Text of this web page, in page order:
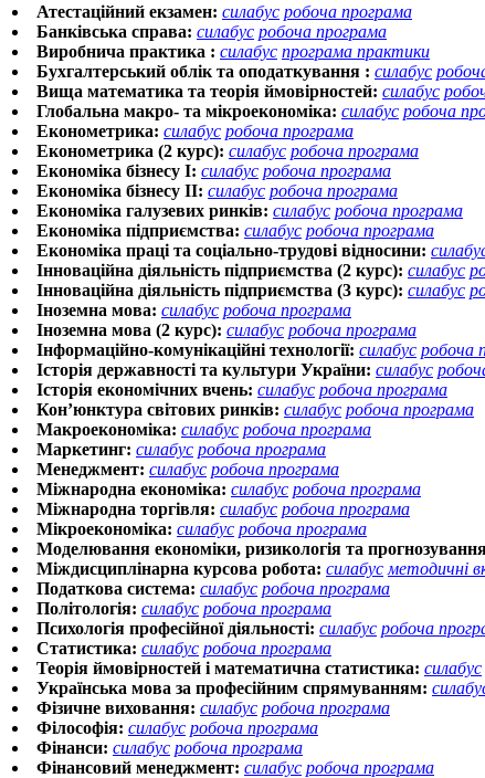
Атестаційний екзамен: силабус робоча програма
Банківська справа: силабус робоча програма
Виробнича практика : силабус програма практики
Бухгалтерський облік та оподаткування : силабус
Вища математика та теорія ймовірностей: силабус
Глобальна макро- та мікроекономіка: силабус робоча
Економетрика: силабус робоча програма
Економетрика (2 курс): силабус робоча програма
Економіка бізнесу І: силабус робоча програма
Економіка бізнесу ІІ: силабус робоча програма
Економіка галузевих ринків: силабус робоча програма
Економіка підприємства: силабус робоча програма
Економіка праці та соціально-трудові відносини:
Інноваційна діяльність підприємства (2 курс): силабус
Інноваційна діяльність підприємства (3 курс): силабус
Іноземна мова: силабус робоча програма
Іноземна мова (2 курс): силабус робоча програма
Інформаційно-комунікаційні технології: силабус робоча
Історія державності та культури України: силабус
Історія економічних вчень: силабус робоча програма
Кон’юнктура світових ринків: силабус робоча програма
Макроекономіка: силабус робоча програма
Маркетинг: силабус робоча програма
Менеджмент: силабус робоча програма
Міжнародна економіка: силабус робоча програма
Міжнародна торгівля: силабус робоча програма
Мікроекономіка: силабус робоча програма
Моделювання економіки, ризикологія та
Міждисциплінарна курсова робота: силабус методичні
Податкова система: силабус робоча програма
Політологія: силабус робоча програма
Психологія професійної діяльності: силабус робоча
Статистика: силабус робоча програма
Теорія ймовірностей і математична статистика: силабус
Українська мова за професійним спрямуванням:
Фізичне виховання: силабус робоча програма
Філософія: силабус робоча програма
Фінанси: силабус робоча програма
Фінансовий менеджмент: силабус робоча програма